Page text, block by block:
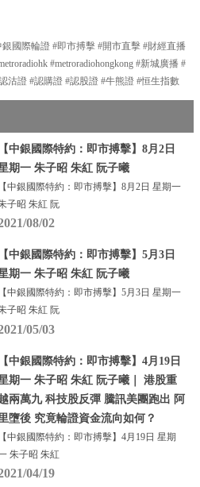
國際輪證 #即市搏擊 #開市直擊 #財經直播
#metroradiohongkong #新城廣播 #
沽證 #認購證 #認股證 #牛熊證 #恒生指數
【中銀國際特約：即市搏擊】8月2日
期一 朱子昭 朱紅 阮子曦
【中銀國際特約：即市搏擊】8月2日 星期一
子昭 朱紅 阮
08/02
【中銀國際特約：即市搏擊】5月3日
期一 朱子昭 朱紅 阮子曦
【中銀國際特約：即市搏擊】5月3日 星期一
子昭 朱紅 阮
05/03
【中銀國際特約：即市搏擊】4月19日
期一 朱子昭 朱紅 阮子曦｜ 港股重
兩萬九 科技股反彈 騰訊美團跑出 阿
墮後 究竟輪證資金流向如何？
【中銀國際特約：即市搏擊】4月19日 星期
朱子昭 朱紅
04/19